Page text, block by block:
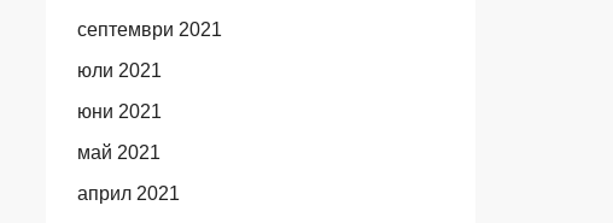
септември 2021
юли 2021
юни 2021
май 2021
април 2021